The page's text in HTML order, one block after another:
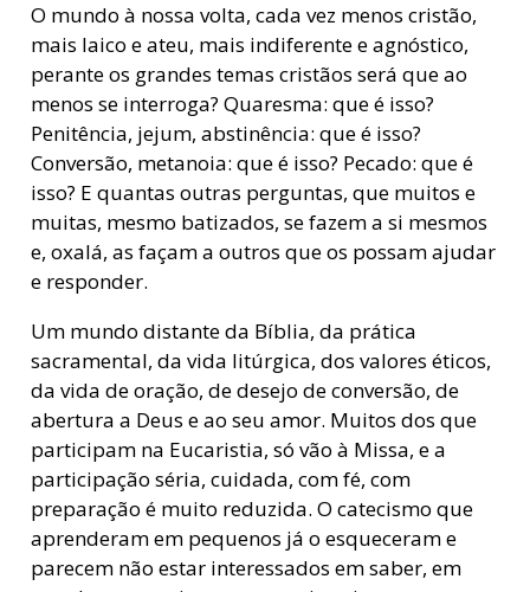
O mundo à nossa volta, cada vez menos cristão,
mais laico e ateu, mais indiferente e agnóstico,
perante os grandes temas cristãos será que ao
menos se interroga? Quaresma: que é isso?
Penitência, jejum, abstinência: que é isso?
Conversão, metanoia: que é isso? Pecado: que é
isso? E quantas outras perguntas, que muitos e
muitas, mesmo batizados, se fazem a si mesmos
e, oxalá, as façam a outros que os possam ajudar
e responder.
Um mundo distante da Bíblia, da prática
sacramental, da vida litúrgica, dos valores éticos,
da vida de oração, de desejo de conversão, de
abertura a Deus e ao seu amor. Muitos dos que
participam na Eucaristia, só vão à Missa, e a
participação séria, cuidada, com fé, com
preparação é muito reduzida. O catecismo que
aprenderam em pequenos já o esqueceram e
parecem não estar interessados em saber, em